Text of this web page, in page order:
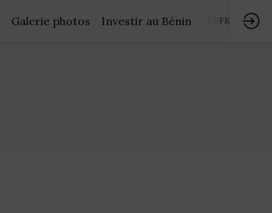
Galerie photos Investir au Bénin FR